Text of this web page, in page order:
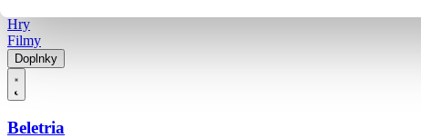
Hry
Filmy
Doplnky
Beletria